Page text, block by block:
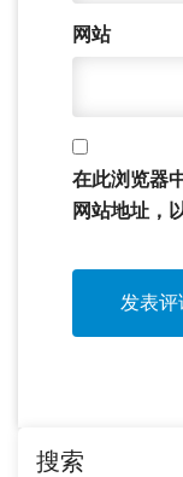
网站
在此浏览器
网站地址，
搜索